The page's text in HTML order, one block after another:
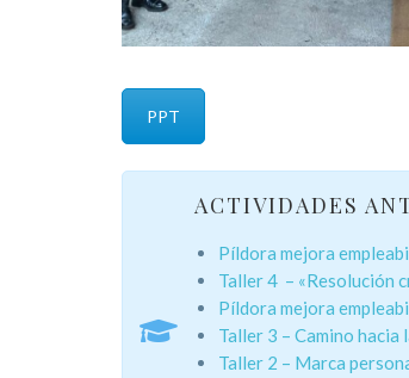
PPT
ACTIVIDADES
Píldora mejora
Taller 4 – «Resolución
Píldora mejora
Taller 3 – Camino
Taller 2 – Marca